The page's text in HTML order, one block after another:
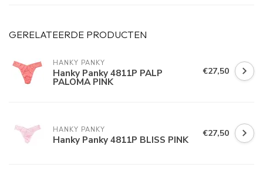
GERELATEERDE PRODUCTEN
HANKY PANKY
Hanky Panky 4811P PALP
PALOMA PINK
€27,50
HANKY PANKY
Hanky Panky 4811P BLISS PINK €27,50